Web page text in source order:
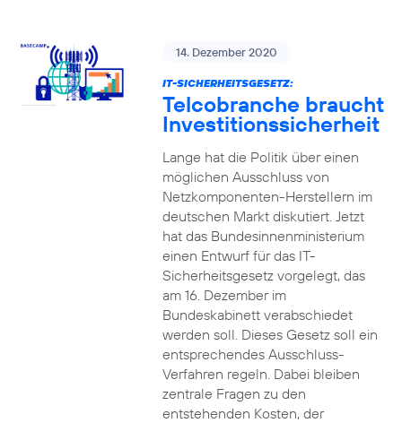
14. Dezember 2020
IT-SICHERHEITSGESETZ:
Telcobranche braucht
Investitionssicherheit
Lange hat die Politik über einen
möglichen Ausschluss von
Netzkomponenten-Herstellern im
deutschen Markt diskutiert. Jetzt
hat das Bundesinnenministerium
einen Entwurf für das IT-
Sicherheitsgesetz vorgelegt, das
am 16. Dezember im
Bundeskabinett verabschiedet
werden soll. Dieses Gesetz soll ein
entsprechendes Ausschluss-
Verfahren regeln. Dabei bleiben
zentrale Fragen zu den
entstehenden Kosten, der